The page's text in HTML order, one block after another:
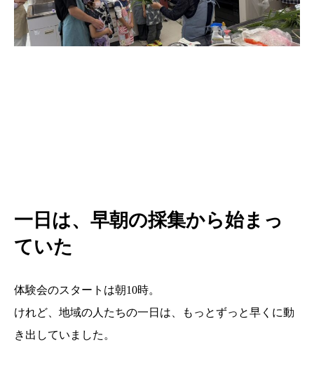
一日は、早朝の採集から始まっ
ていた
体験会のスタートは朝10時。
けれど、地域の人たちの一日は、もっとずっと早くに動
き出していました。